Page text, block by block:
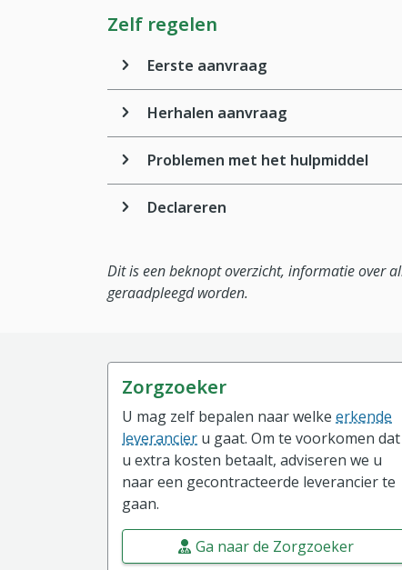
Zelf regelen
Eerste aanvraag
Herhalen aanvraag
Problemen met het hulpmiddel
Declareren
Dit is een beknopt overzicht, informatie over
geraadpleegd worden.
Zorgzoeker
U mag zelf bepalen naar welke erkende
leverancier u gaat. Om te voorkomen dat
u extra kosten betaalt, adviseren we u
naar een gecontracteerde leverancier te
gaan.
Ga naar de Zorgzoeker